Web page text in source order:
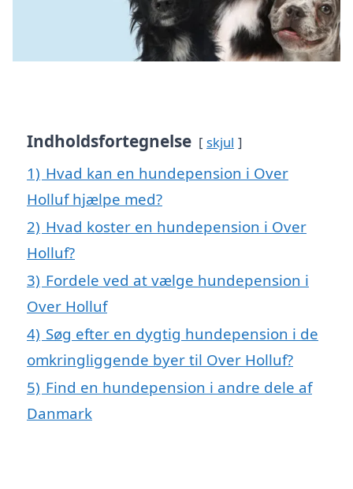
Indholdsfortegnelse skjul
1) Hvad kan en hundepension i Over
Holluf hjælpe med?
2) Hvad koster en hundepension i Over
Holluf?
3) Fordele ved at vælge hundepension i
Over Holluf
4) Søg efter en dygtig hundepension i de
omkringliggende byer til Over Holluf?
5) Find en hundepension i andre dele af
Danmark